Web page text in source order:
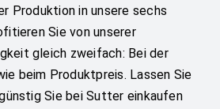
Produktion in unsere sechs
Sie von unserer
gleich zweifach: Bei der
beim Produktpreis. Lassen Sie
Sie bei Sutter einkaufen